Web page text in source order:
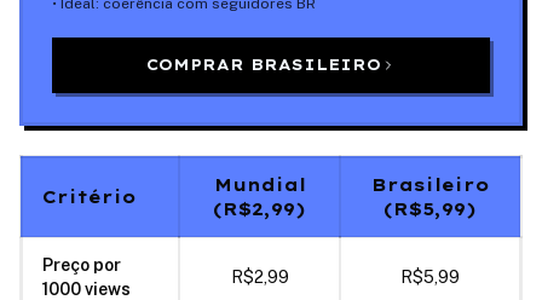
• Ideal: coerência com seguidores BR
COMPRAR BRASILEIRO
Critério
Mundial
(R$2,99)
Brasileiro
(R$5,99)
Preço por
1000 views
R$2,99 R$5,99